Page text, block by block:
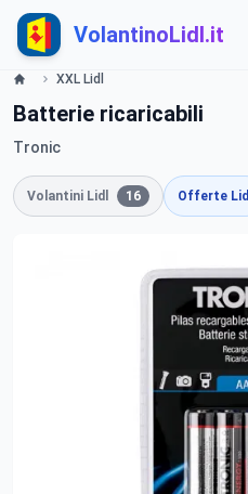
VolantinoLidl.it
XXL Lidl
Batterie ricaricabili
Tronic
Volantini Lidl 16 Offerte Lidl